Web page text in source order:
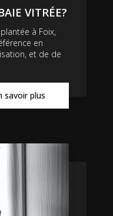
VITRÉE?
à Foix,
en
et de de
savoir plus